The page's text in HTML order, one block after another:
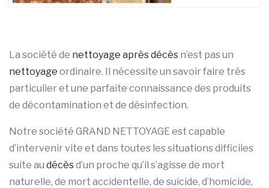
La société de nettoyage après décès n’est pas un
nettoyage ordinaire. Il nécessite un savoir faire très
particulier et une parfaite connaissance des produits
de décontamination et de désinfection.
Notre société GRAND NETTOYAGE est capable
d’intervenir vite et dans toutes les situations difficiles
suite au décèsd’un proche qu’il s’agisse de mort
naturelle, de mort accidentelle, de suicide, d’homicide,